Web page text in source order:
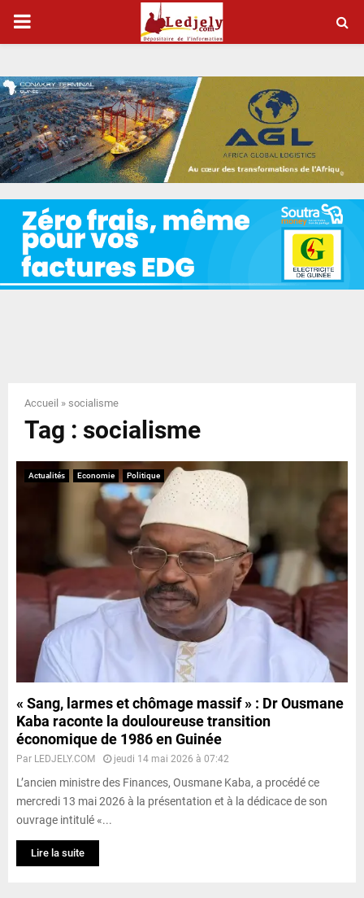
P
I
M
A
Y
N
U
Accueil » socialisme
Tag : socialisme
Actualités Economie Politique
« Sang, larmes et chômage massif » : Dr Ousmane
Kaba raconte la douloureuse transition
économique de 1986 en Guinée
Par LEDJELY.COM jeudi 14 mai 2026 à 07:42
L’ancien ministre des Finances, Ousmane Kaba, a procédé ce
mercredi 13 mai 2026 à la présentation et à la dédicace de son
ouvrage intitulé «...
Lire la suite